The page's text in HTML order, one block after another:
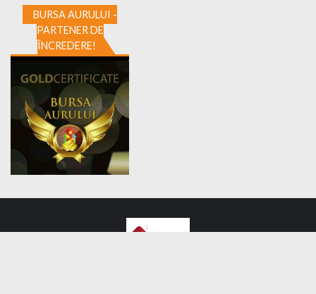
BURSA AURULUI -
PARTENER DE
ÎNCREDERE!